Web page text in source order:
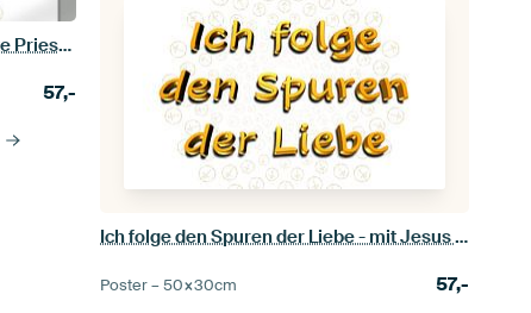
Ich folge den Spuren der Liebe - Alte Priestersprache
57,-
Ich folge den Spuren der Liebe - mit Jesus Kristall
Poster –50×30cm 57,-